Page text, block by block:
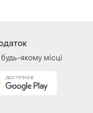
будь-якому місці